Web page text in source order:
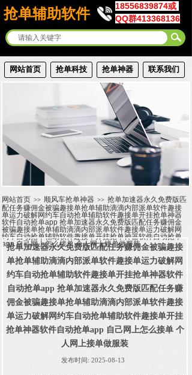
抢单辅助软件
18556839874或
QQ群413368136
网站首页 抢单科技 抢单神器 联系我们
网站首页 >> 顺风车抢单神器 >> 抢单加速器永久免费版匹
配任务赚佣金被骗趣接单抢单辅助滴滴内部派单软件趣接
单运力破解网约车自动抢单辅助软件趣接单开挂抢单神器
软件自动抢单app 抢单加速器永久免费版匹配任务赚佣金
被骗趣接单抢单辅助滴滴内部派单软件趣接单运力破解网
约车自动抢单辅助软件趣接单开挂抢单神器软件自动抢单
app 自己网上怎么接单 个人网上接单做服装
抢单加速器永久免费版匹配任务赚佣金被骗趣接
单抢单辅助滴滴内部派单软件趣接单运力破解网
约车自动抢单辅助软件趣接单开挂抢单神器软件
自动抢单app 抢单加速器永久免费版匹配任务赚
佣金被骗趣接单抢单辅助滴滴内部派单软件趣接
单运力破解网约车自动抢单辅助软件趣接单开挂
抢单神器软件自动抢单app 自己网上怎么接单 个
人网上接单做服装
发布时间: 2025-08-13